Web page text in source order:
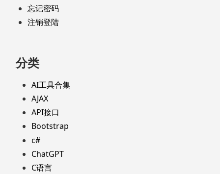
忘记密码
注销登陆
分类
AI工具合集
AJAX
API接口
Bootstrap
c#
ChatGPT
C语言